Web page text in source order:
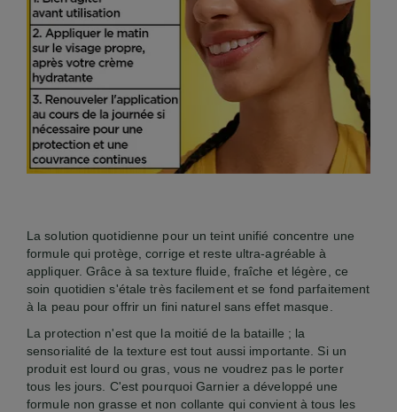
La solution quotidienne pour un teint unifié concentre une
formule qui protège, corrige et reste ultra-agréable à
appliquer. Grâce à sa texture fluide, fraîche et légère, ce
soin quotidien s'étale très facilement et se fond parfaitement
à la peau pour offrir un fini naturel sans effet masque.
La protection n'est que la moitié de la bataille ; la
sensorialité de la texture est tout aussi importante. Si un
produit est lourd ou gras, vous ne voudrez pas le porter
tous les jours. C'est pourquoi Garnier a développé une
formule non grasse et non collante qui convient à tous les